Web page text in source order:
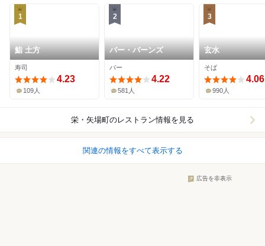
1
鮨 土方
寿司
4.23
109人
2
バー・バーンズ
バー
4.22
581人
3
玄水
そば
4.06
990人
栄・矢場町のレストラン情報を見る
関連の情報をすべて表示する
広告を非表示